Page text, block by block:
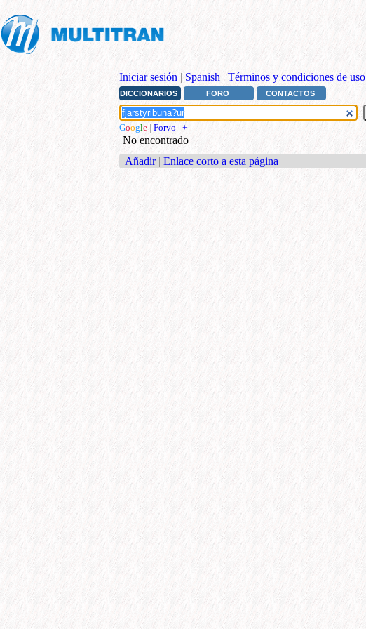
Iniciar sesión | Spanish | Términos y condiciones de uso
DICCIONARIOS FORO CONTACTOS
Google | Forvo | +
No encontrado
Añadir | Enlace corto a esta página